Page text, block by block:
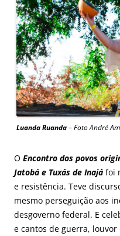
Luanda Ruanda– Foto André
O Encontro dos povos
Jatobá e Tuxás de Inajá foi
e resistência. Teve
mesmo perseguição aos
desgoverno federal. E
e cantos de guerra, louvor